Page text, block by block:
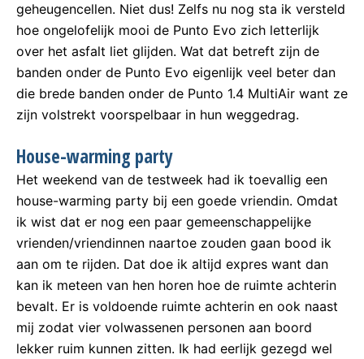
geheugencellen. Niet dus! Zelfs nu nog sta ik versteld
hoe ongelofelijk mooi de Punto Evo zich letterlijk
over het asfalt liet glijden. Wat dat betreft zijn de
banden onder de Punto Evo eigenlijk veel beter dan
die brede banden onder de Punto 1.4 MultiAir want ze
zijn volstrekt voorspelbaar in hun weggedrag.
House-warming party
Het weekend van de testweek had ik toevallig een
house-warming party bij een goede vriendin. Omdat
ik wist dat er nog een paar gemeenschappelijke
vrienden/vriendinnen naartoe zouden gaan bood ik
aan om te rijden. Dat doe ik altijd expres want dan
kan ik meteen van hen horen hoe de ruimte achterin
bevalt. Er is voldoende ruimte achterin en ook naast
mij zodat vier volwassenen personen aan boord
lekker ruim kunnen zitten. Ik had eerlijk gezegd wel